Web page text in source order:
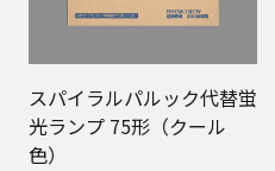
スパイラルパルック代替蛍
光ランプ 75形（クール
色）